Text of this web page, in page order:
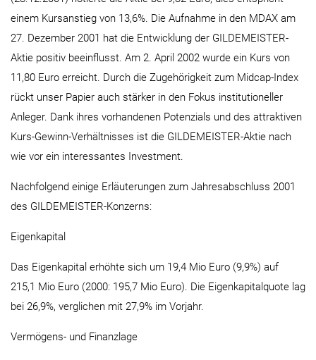
einem Kursanstieg von 13,6%. Die Aufnahme in den MDAX am
27. Dezember 2001 hat die Entwicklung der GILDEMEISTER-
Aktie positiv beeinflusst. Am 2. April 2002 wurde ein Kurs von
11,80 Euro erreicht. Durch die Zugehörigkeit zum Midcap-Index
rückt unser Papier auch stärker in den Fokus institutioneller
Anleger. Dank ihres vorhandenen Potenzials und des attraktiven
Kurs-Gewinn-Verhältnisses ist die GILDEMEISTER-Aktie nach
wie vor ein interessantes Investment.
Nachfolgend einige Erläuterungen zum Jahresabschluss 2001
des GILDEMEISTER-Konzerns:
Eigenkapital
Das Eigenkapital erhöhte sich um 19,4 Mio Euro (9,9%) auf
215,1 Mio Euro (2000: 195,7 Mio Euro). Die Eigenkapitalquote lag
bei 26,9%, verglichen mit 27,9% im Vorjahr.
Vermögens- und Finanzlage